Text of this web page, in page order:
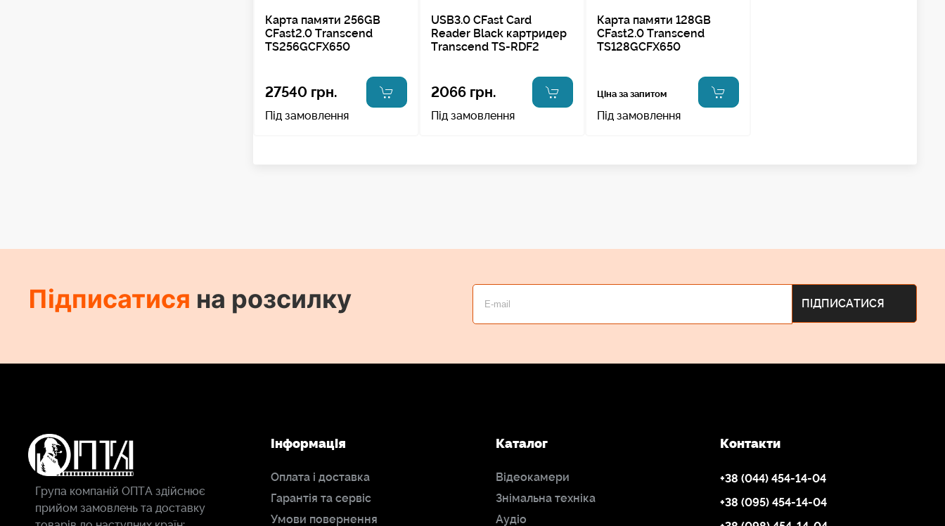
Карта памяти 256GB
CFast2.0 Transcend
TS256GCFX650
27540 грн.
Під замовлення
USB3.0 CFast Card
Reader Black картридер
Transcend TS-RDF2
2066 грн.
Під замовлення
Карта памяти 128GB
CFast2.0 Transcend
TS128GCFX650
Ціна за запитом
Під замовлення
Підписатися на розсилку
Група компаній ОПТА здійснює
прийом замовлень та доставку
Інформація
Оплата і доставка
Гарантія та сервіс
Умови повернення
Каталог
Відеокамери
Знімальна техніка
Аудіо
Контакти
+38 (044) 454-14-04
+38 (095) 454-14-04